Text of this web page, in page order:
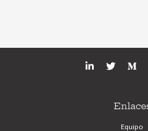
Equipo